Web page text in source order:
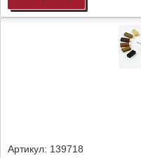
Артикул: 139718